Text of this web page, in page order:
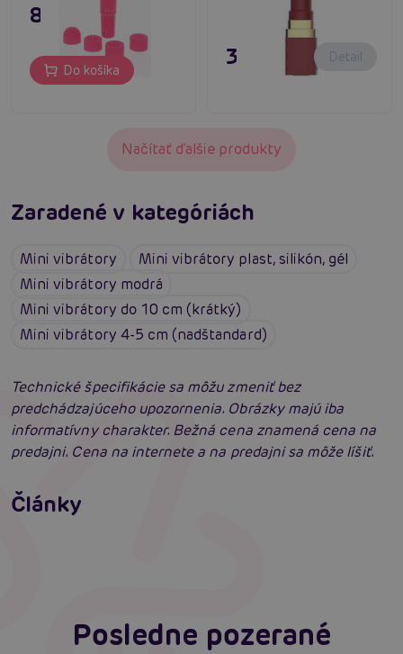
8,76 €
Do košíka 31,80 € Detail
Načítať ďalšie produkty
Zaradené v kategóriách
Mini vibrátory
Mini vibrátory plast, silikón, gél
Mini vibrátory modrá
Mini vibrátory do 10 cm (krátký)
Mini vibrátory 4-5 cm (nadštandard)
Technické špecifikácie sa môžu zmeniť bez
predchádzajúceho upozornenia. Obrázky majú iba
informatívny charakter. Bežná cena znamená cena na
predajni. Cena na internete a na predajni sa môže líšiť.
Články
vibrátor?
Čítať viacej
Erotická inteligencia: Príručka Sexiómov
Posledne pozerané